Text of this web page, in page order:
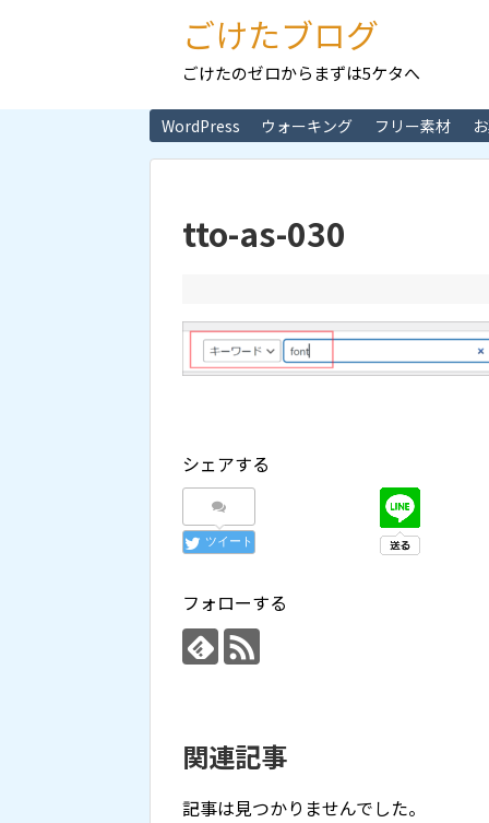
ごけたブログ
ごけたのゼロからまずは5ケタへ
WordPress ウォーキング フリー素材
tto-as-030
シェアする
ツイート
フォローする
関連記事
記事は見つかりませんでした。